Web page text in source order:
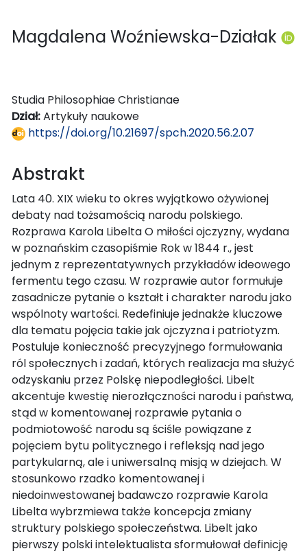
Magdalena Woźniewska-Działak
Studia Philosophiae Christianae
Dział:Artykuły naukowe
https://doi.org/10.21697/spch.2020.56.2.07
Abstrakt
Lata 40. XIX wieku to okres wyjątkowo ożywionej
debaty nad tożsamością narodu polskiego.
Rozprawa Karola Libelta O miłości ojczyzny, wydana
w poznańskim czasopiśmie Rok w 1844 r., jest
jednym z reprezentatywnych przykładów ideowego
fermentu tego czasu. W rozprawie autor formułuje
zasadnicze pytanie o kształt i charakter narodu jako
wspólnoty wartości. Redefiniuje jednakże kluczowe
dla tematu pojęcia takie jak ojczyzna i patriotyzm.
Postuluje konieczność precyzyjnego formułowania
ról społecznych i zadań, których realizacja ma służyć
odzyskaniu przez Polskę niepodległości. Libelt
akcentuje kwestię nierozłączności narodu i państwa,
stąd w komentowanej rozprawie pytania o
podmiotowość narodu są ściśle powiązane z
pojęciem bytu politycznego i refleksją nad jego
partykularną, ale i uniwersalną misją w dziejach. W
stosunkowo rzadko komentowanej i
niedoinwestowanej badawczo rozprawie Karola
Libelta wybrzmiewa także koncepcja zmiany
struktury polskiego społeczeństwa. Libelt jako
pierwszy polski intelektualista sformułował definicję